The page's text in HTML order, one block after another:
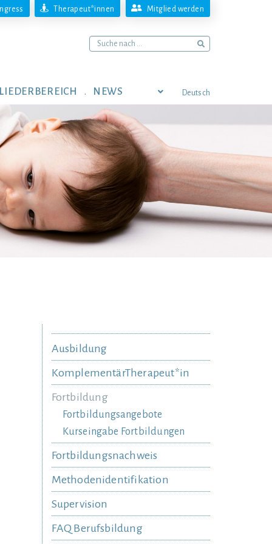
Therapeut*innen Mitglied werden
NEWS Deutsch
Ausbildung
KomplementärTherapeut*in
Fortbildung
Fortbildungsangebote
Kurseingabe Fortbildungen
Fortbildungsnachweis
Methodenidentifikation
Supervision
FAQ Berufsbildung